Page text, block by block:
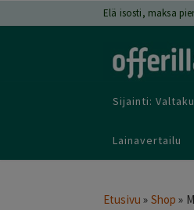
Elä isosti, maksa
Sijainti:
Lainavertailu
Etusivu » Shop »